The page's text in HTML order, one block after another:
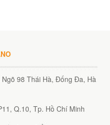
98 Thái Hà, Đống Đa, Hà
Q.10, Tp. Hồ Chí Minh